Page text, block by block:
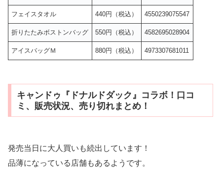
フェイスタオル 440円（税込） 4550239075547
折りたたみボストンバッグ 550円（税込） 4582695028904
アイスバッグＭ 880円（税込） 4973307681011
キャンドゥ『ドナルドダック』コラボ！口コ
ミ、販売状況、売り切れまとめ！
発売当日に大人買いも続出しています！
品薄になっている店舗もあるようです。